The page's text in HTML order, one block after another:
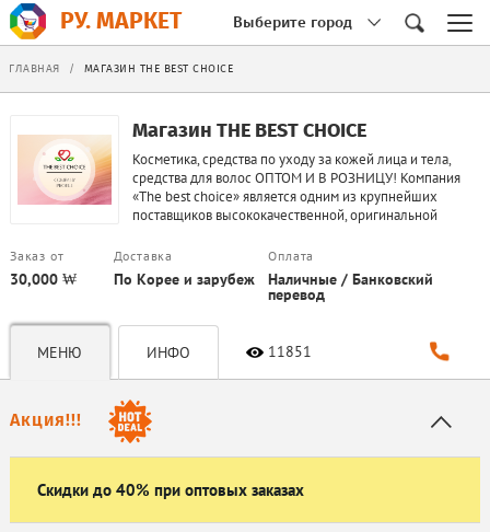
РУ. МАРКЕТ Выберите город
ГЛАВНАЯ / МАГАЗИН THE BEST CHOICE
Магазин THE BEST CHOICE
Косметика, средства по уходу за кожей лица и тела,
средства для волос ОПТОМ И В РОЗНИЦУ! Компания
«The best choice» является одним из крупнейших
поставщиков высококачественной, оригинальной
конкуренто...
Заказ от
30,000 ₩
Доставка
По Корее и зарубеж
Оплата
Наличные / Банковский
перевод
МЕНЮ ИНФО 11851
Акция!!!
Скидки до 40% при оптовых заказах